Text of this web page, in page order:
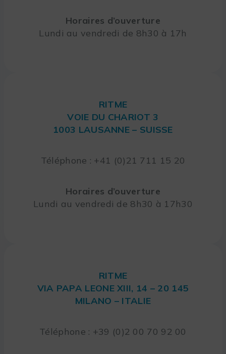
Horaires d’ouverture
Lundi au vendredi de 8h30 à 17h
RITME
VOIE DU CHARIOT 3
1003 LAUSANNE – SUISSE
Téléphone : +41 (0)21 711 15 20
Horaires d’ouverture
Lundi au vendredi de 8h30 à 17h30
RITME
VIA PAPA LEONE XIII, 14 – 20 145
MILANO – ITALIE
Téléphone : +39 (0)2 00 70 92 00